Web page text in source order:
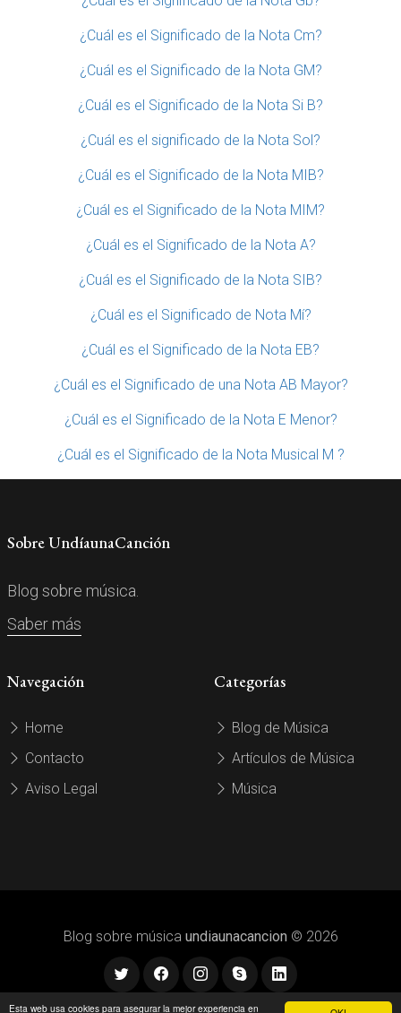
Esta web usa cookies para asegurar la mejor experiencia en
¿Cuál es el Significado de la Nota Cm?
¿Cuál es el Significado de la Nota GM?
¿Cuál es el Significado de la Nota Si B?
¿Cuál es el significado de la Nota Sol?
¿Cuál es el Significado de la Nota MIB?
¿Cuál es el Significado de la Nota MIM?
¿Cuál es el Significado de la Nota A?
¿Cuál es el Significado de la Nota SIB?
¿Cuál es el Significado de Nota Mí?
¿Cuál es el Significado de la Nota EB?
¿Cuál es el Significado de una Nota AB Mayor?
¿Cuál es el Significado de la Nota E Menor?
¿Cuál es el Significado de la Nota Musical M ?
Sobre UndíaunaCanción
Blog sobre música.
Saber más
Navegación
Home
Contacto
Aviso Legal
Categorías
Blog de Música
Artículos de Música
Música
Blog sobre música undiaunacancion © 2026